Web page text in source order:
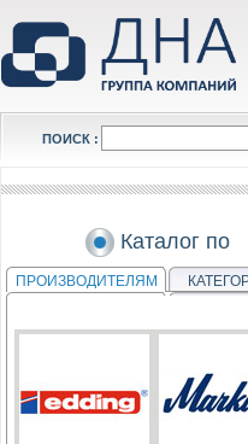
ПОИСК :
Каталог по
ПРОИЗВОДИТЕЛЯМ